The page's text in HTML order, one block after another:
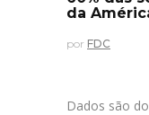
da
por FDC
Dados são